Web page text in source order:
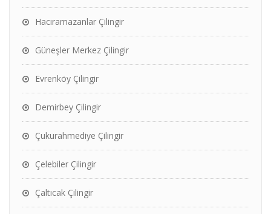
Hacıramazanlar Çilingir
Güneşler Merkez Çilingir
Evrenköy Çilingir
Demirbey Çilingir
Çukurahmediye Çilingir
Çelebiler Çilingir
Çaltıcak Çilingir